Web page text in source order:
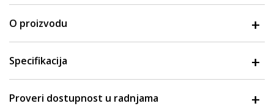
O proizvodu
Specifikacija
Proveri dostupnost u radnjama